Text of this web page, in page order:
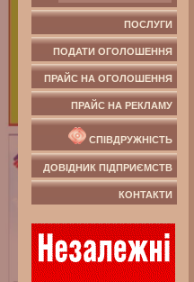
ПОСЛУГИ
ПОДАТИ ОГОЛОШЕННЯ
ПРАЙС НА ОГОЛОШЕННЯ
ПРАЙС НА РЕКЛАМУ
СПІВДРУЖНІСТЬ
ДОВІДНИК ПІДПРИЄМСТВ
КОНТАКТИ